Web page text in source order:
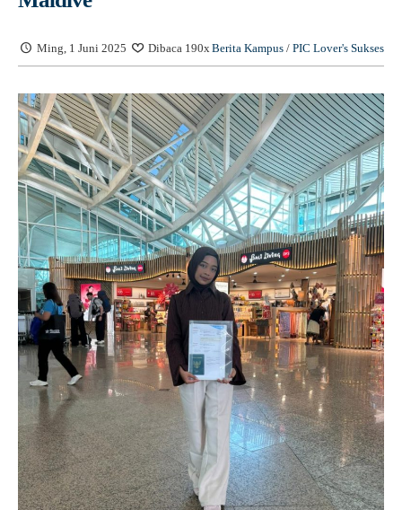
Ming, 1 Juni 2025 Dibaca 190xBerita Kampus / PIC Lover's Sukses